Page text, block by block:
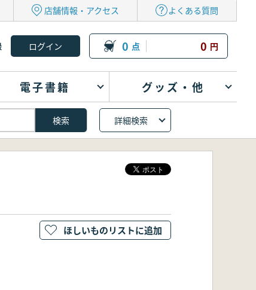
店舗情報・アクセス よくある質問
0 点 0 円
電子書籍 グッズ・他
詳細検索
ほしいものリストに追加